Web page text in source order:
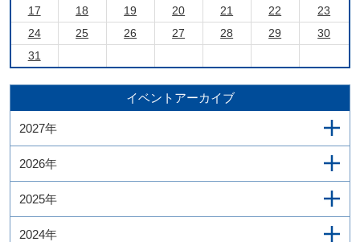
17
18 19 20 21 22
23
24
25 26 27 28 29
30
31
イベントアーカイブ
2027年
2026年
2025年
2024年